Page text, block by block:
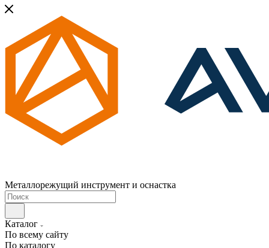
Металлорежущий инструмент и оснастка
Каталог
По всему сайту
По каталогу